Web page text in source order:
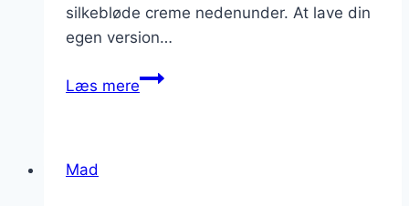
silkebløde creme nedenunder. At lave din
egen version…
Læs mereKreer
Mad